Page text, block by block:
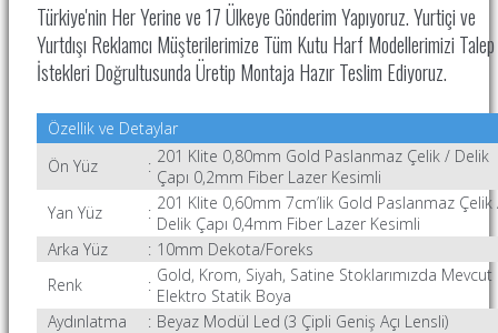
Türkiye'nin Her Yerine ve 17 Ülkeye Gönderim Yapıyoruz. Yurtiçi ve
Yurtdışı Reklamcı Müşterilerimize Tüm Kutu Harf Modellerimizi
İstekleri Doğrultusunda Üretip Montaja Hazır Teslim Ediyoruz.
Özellik ve Detaylar
Ön Yüz
: 201 Klite 0,80mm Gold Paslanmaz Çelik / Delik
Çapı 0,2mm Fiber Lazer Kesimli
Yan Yüz
: 201 Klite 0,60mm 7cm’lik Gold Paslanmaz Çelik
Delik Çapı 0,4mm Fiber Lazer Kesimli
Arka Yüz
: 10mm Dekota/Foreks
Renk
: Gold, Krom, Siyah, Satine Stoklarımızda Mevcut
Elektro Statik Boya
Aydınlatma
: Beyaz Modül Led (3 Çipli Geniş Açı Lensli)